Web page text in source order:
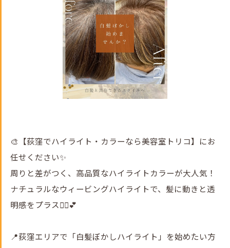
🎨【荻窪でハイライト・カラーなら美容室トリコ】にお
任せください✨
周りと差がつく、高品質なハイライトカラーが大人気！
ナチュラルなウィービングハイライトで、髪に動きと透
明感をプラス💇‍♀️💕
📍荻窪エリアで「白髪ぼかしハイライト」を始めたい方